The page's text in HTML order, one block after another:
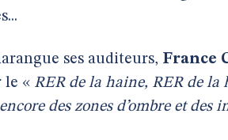
ses auditeurs, France
le « RER de la haine, RER de la
des zones d’ombre et